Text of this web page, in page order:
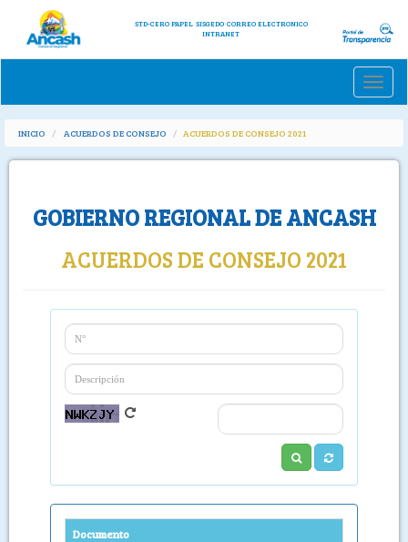
STD-CERO PAPEL SISGEDO CORREO ELECTRONICO
INTRANET
Toggle
INICIO ACUERDOS DE CONSEJO ACUERDOS DE CONSEJO 2021
GOBIERNO REGIONAL DE ANCASH
ACUERDOS DE CONSEJO 2021
Documento